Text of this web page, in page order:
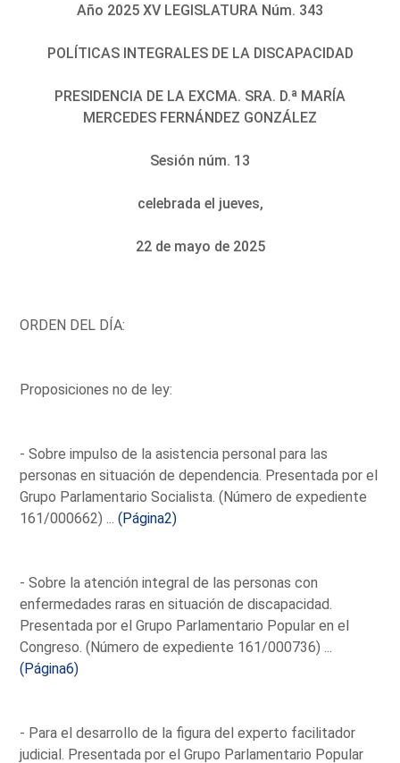
Año 2025 XV LEGISLATURA Núm. 343
POLÍTICAS INTEGRALES DE LA DISCAPACIDAD
PRESIDENCIA DE LA EXCMA. SRA. D.ª MARÍA
MERCEDES FERNÁNDEZ GONZÁLEZ
Sesión núm. 13
celebrada el jueves,
22 de mayo de 2025
ORDEN DEL DÍA:
Proposiciones no de ley:
- Sobre impulso de la asistencia personal para las
personas en situación de dependencia. Presentada por el
Grupo Parlamentario Socialista. (Número de expediente
161/000662) ...(Página2)
- Sobre la atención integral de las personas con
enfermedades raras en situación de discapacidad.
Presentada por el Grupo Parlamentario Popular en el
Congreso. (Número de expediente 161/000736) ...
(Página6)
- Para el desarrollo de la figura del experto facilitador
judicial. Presentada por el Grupo Parlamentario Popular